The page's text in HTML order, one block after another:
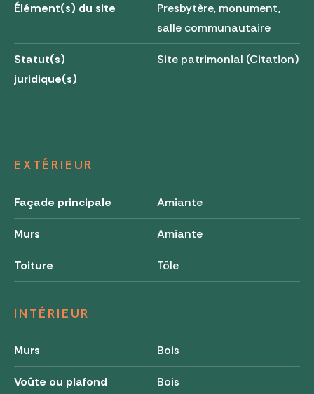
Élément(s) du site
Presbytère, monument,
salle communautaire
Statut(s)
juridique(s)
Site patrimonial (Citation)
EXTÉRIEUR
Façade principale Amiante
Murs Amiante
Toiture Tôle
INTÉRIEUR
Murs Bois
Voûte ou plafond Bois